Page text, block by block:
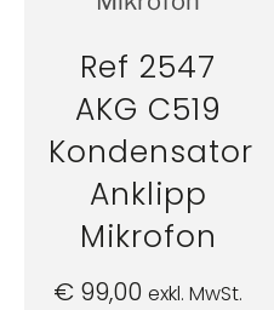
Ref 2547
AKG C519
Kondensator
Anklipp
Mikrofon
€ 99,00 exkl. MwSt.